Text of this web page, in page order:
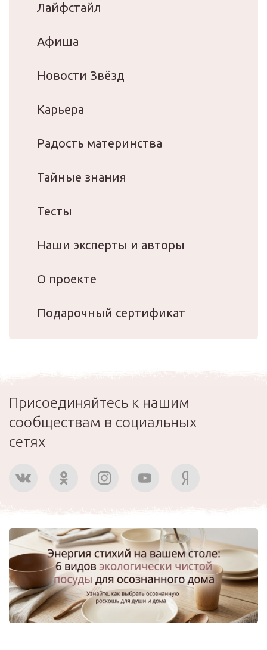
Лайфстайл
Афиша
Новости Звёзд
Карьера
Радость материнства
Тайные знания
Тесты
Наши эксперты и авторы
О проекте
Подарочный сертификат
Присоединяйтесь к нашим
сообществам в социальных
сетях